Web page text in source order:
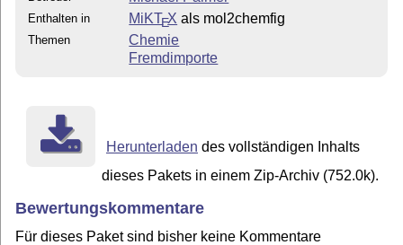
Enthalten in MiKTEX als mol2chemfig
Themen
Chemie
Fremdimporte
Herunterladen des vollständigen Inhalts
dieses Pakets in einem Zip-Archiv (752.0k).
Bewertungskommentare
Für dieses Paket sind bisher keine Kommentare